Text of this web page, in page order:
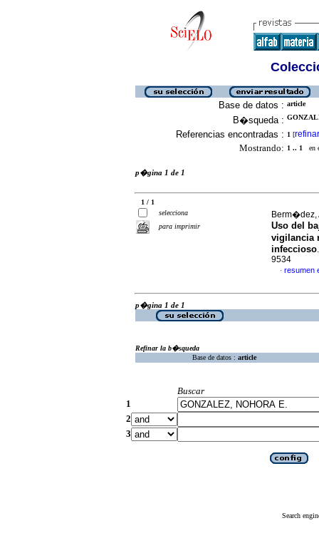
Base de datos : article
B�squeda :
Referencias encontradas : 1 [refinar
Mostrando: 1 .. 1 en
p�gina 1 de 1
1 / 1
selecciona
para imprimir
Berm�dez,
Uso del
vigilancia
infeccioso
9534
· resumen
p�gina 1 de 1
Refinar la b�squeda
Base de datos : article
Buscar
1
2
3
Search